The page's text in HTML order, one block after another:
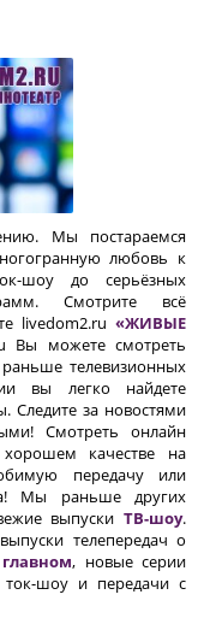
Мы постараемся
любовь к
шоу до серьёзных
Смотрите всё
livedom2.ru «ЖИВЫЕ
Вы можете смотреть
телевизионных
вы легко найдете
за новостями
Смотреть онлайн
качестве на
передачу или
Мы раньше других
выпуски ТВ-шоу.
телепередач о
, новые серии
ток-шоу и передачи с